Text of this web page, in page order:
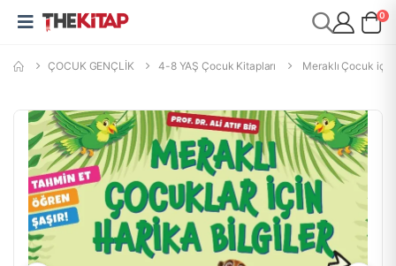
0
ÇOCUK GENÇLİK 4-8 YAŞ Çocuk Kitapları Meraklı Çocuk